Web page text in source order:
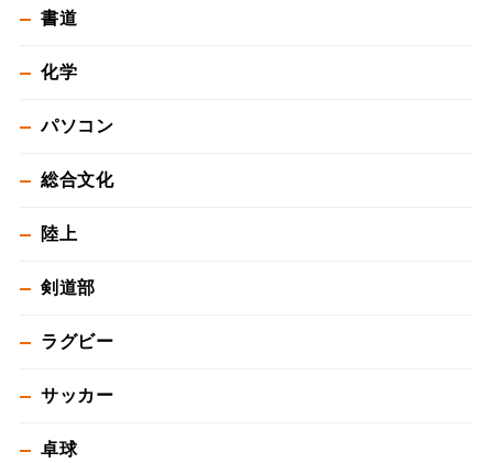
書道
化学
パソコン
総合文化
陸上
剣道部
ラグビー
サッカー
卓球